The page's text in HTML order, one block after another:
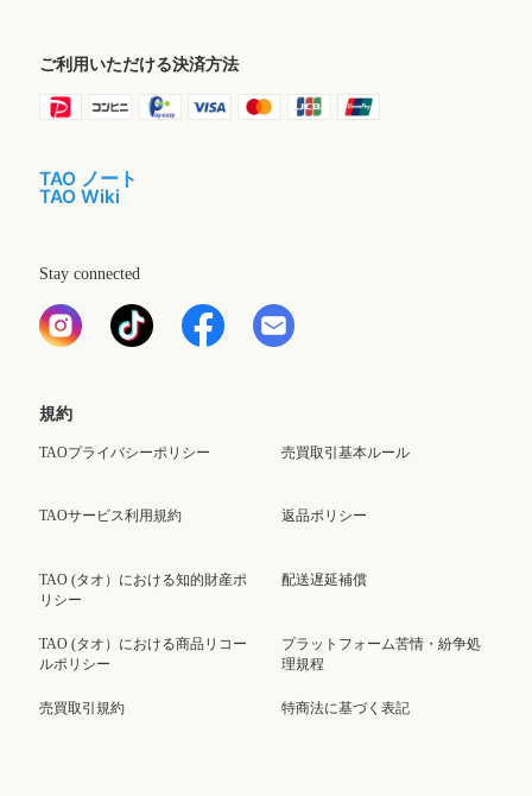
ご利用いただける決済方法
TAO ノート
TAO Wiki
Stay connected
規約
TAOプライバシーポリシー
TAOサービス利用規約
TAO (タオ）における知的財産ポ
リシー
TAO (タオ）における商品リコー
ルポリシー
売買取引規約
売買取引基本ルール
返品ポリシー
配送遅延補償
プラットフォーム苦情・紛争処
理規程
特商法に基づく表記